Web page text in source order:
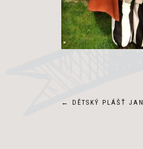
Navigace
← DĚTSKÝ PLÁŠŤ JAN